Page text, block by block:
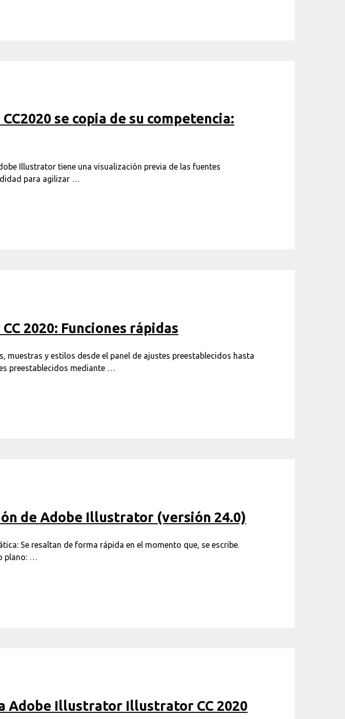
se copia de su competencia:
Illustrator tiene una visualización previa de las fuentes
para agilizar …
2020: Funciones rápidas
muestras y estilos desde el panel de ajustes preestablecidos hasta
preestablecidos mediante …
de Adobe Illustrator (versión 24.0)
Se resaltan de forma rápida en el momento que, se escribe.
plano: …
Adobe Illustrator Illustrator CC 2020